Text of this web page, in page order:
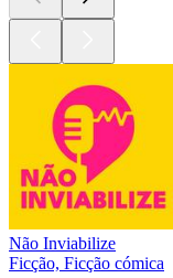
Não Inviabilize
Ficção, Ficção cómica